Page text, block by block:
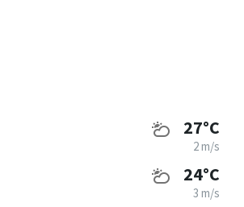
27°C
2 m/s
24°C
3 m/s